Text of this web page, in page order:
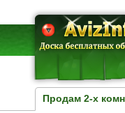
Продам 2-х